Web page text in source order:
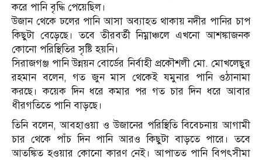
করে পানি বৃদ্ধি পেয়েছিল।
উজান থেকে ঢলের পানি আসা অব্যাহত থাকায় নদীর পানির চাপ
কিছুটা বেড়েছে। তবে তীরবর্তী নিম্নাঞ্চলে এখনো আশঙ্কাজনক
কোনো পরিস্থিতির সৃষ্টি হয়নি।
সিরাজগঞ্জ পানি উন্নয়ন বোর্ডের নির্বাহী প্রকৌশলী মো. মোখলেছুর
রহমান বলেন, গত জুন মাস থেকেই যমুনার পানি ওঠানামা
করছে। কয়েক দিন ধরে কমার পর গত চার দিন ধরে আবার
ধীরগতিতে পানি বাড়ছে।
তিনি বলেন, আবহাওয়া ও উজানের পরিস্থিতি বিবেচনায় আগামী
চার থেকে পাঁচ দিন পানি আরও কিছুটা বাড়তে পারে। তবে
আতঙ্কিত হওয়ার কোনো কারণ নেই। আপাতত পানি বিপৎসীমা